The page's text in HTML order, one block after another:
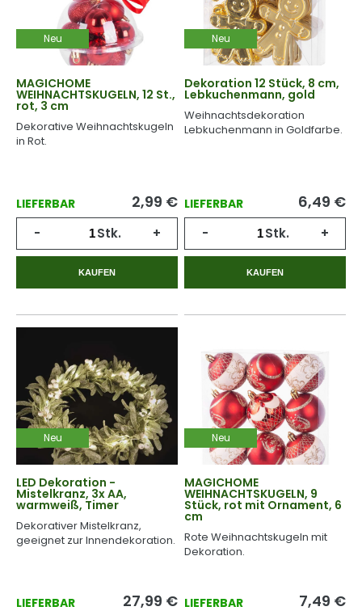
Neu
MAGICHOME
WEIHNACHTSKUGELN, 12 St.,
rot, 3 cm
Dekorative Weihnachtskugeln
in Rot.
LIEFERBAR 2,99 €
- Stk. +
KAUFEN
Neu
Dekoration 12 Stück, 8 cm,
Lebkuchenmann, gold
Weihnachtsdekoration
Lebkuchenmann in Goldfarbe.
LIEFERBAR 6,49 €
- Stk. +
KAUFEN
Neu
LED Dekoration -
Mistelkranz, 3x AA,
warmweiß, Timer
Dekorativer Mistelkranz,
geeignet zur Innendekoration.
LIEFERBAR 27,99 €
Neu
MAGICHOME
WEIHNACHTSKUGELN, 9
Stück, rot mit Ornament, 6
cm
Rote Weihnachtskugeln mit
Dekoration.
LIEFERBAR 7,49 €